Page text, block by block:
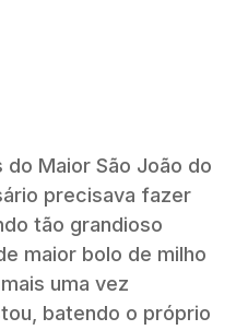
Maior São João do
precisava fazer
tão grandioso
maior bolo de milho
uma vez
batendo o próprio